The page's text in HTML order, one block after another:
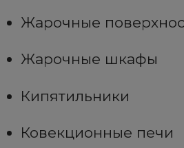
Жарочные
Жарочные шкафы
Кипятильники
Ковекционные печи